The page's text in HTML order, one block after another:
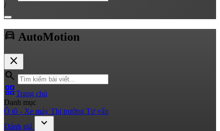
/
directions_car AutoMotion
close
search
grid_viewTrang chủ
Danh mục
Ô tô - Xe máy Thị trường Tư vấn
Đánh giá
expand_more